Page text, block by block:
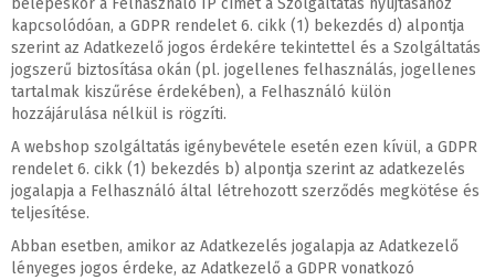
belépéskor a Felhasználó IP címét a Szolgáltatás nyújtásához
kapcsolódóan, a GDPR rendelet 6. cikk (1) bekezdés d) alpontja
szerint az Adatkezelő jogos érdekére tekintettel és a Szolgáltatás
jogszerű biztosítása okán (pl. jogellenes felhasználás, jogellenes
tartalmak kiszűrése érdekében), a Felhasználó külön
hozzájárulása nélkül is rögzíti.
A webshop szolgáltatás igénybevétele esetén ezen kívül, a GDPR
rendelet 6. cikk (1) bekezdés b) alpontja szerint az adatkezelés
jogalapja a Felhasználó által létrehozott szerződés megkötése és
teljesítése.
Abban esetben, amikor az Adatkezelés jogalapja az Adatkezelő
lényeges jogos érdeke, az Adatkezelő a GDPR vonatkozó